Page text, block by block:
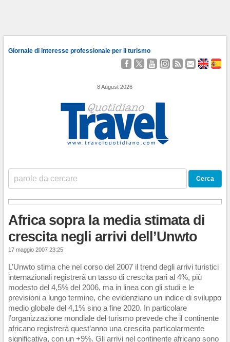
Giornale di interesse professionale per il turismo
SeguiciSeguiGuardaciSeguiciSeguiContattaci
About
8 August 2026
Africa sopra la media stimata di
crescita negli arrivi dell’Unwto
17 maggio 2007 23:25
L’Unwto stima che nel corso del 2007 il trend degli arrivi turistici
internazionali registrerà un tasso di crescita pari al 4%, più
modesto del 4,5% del 2006, ma in linea con gli studi e le
previsioni a lungo termine, che evidenziano un indice di sviluppo
medio globale del 4,1% sino a fine 2020. In particolare
l’organizzazione mondiale del turismo prevede che il continente
africano registrerà quest’anno una crescita particolarmente
significativa, con un +9%. Gli arrivi nel continente africano sono